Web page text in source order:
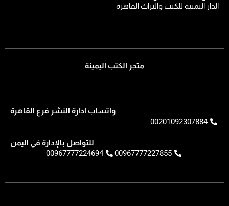
الدار اليمنية للكتب والتراث القاهرة
متجر الكتب اليمينة
واتساب ادارة النشر فرع القاهرة
00201092307884
للتواصل بالإدارة في اليمن
00967777227855
00967777224694